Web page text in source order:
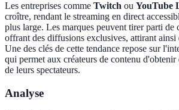
Les entreprises comme Twitch ou YouTube
croître, rendant le streaming en direct
plus large. Les marques peuvent tirer parti de
offrant des diffusions exclusives, attirant ainsi
Une des clés de cette tendance repose sur
qui permet aux créateurs de contenu d'obtenir
de leurs spectateurs.
Analyse